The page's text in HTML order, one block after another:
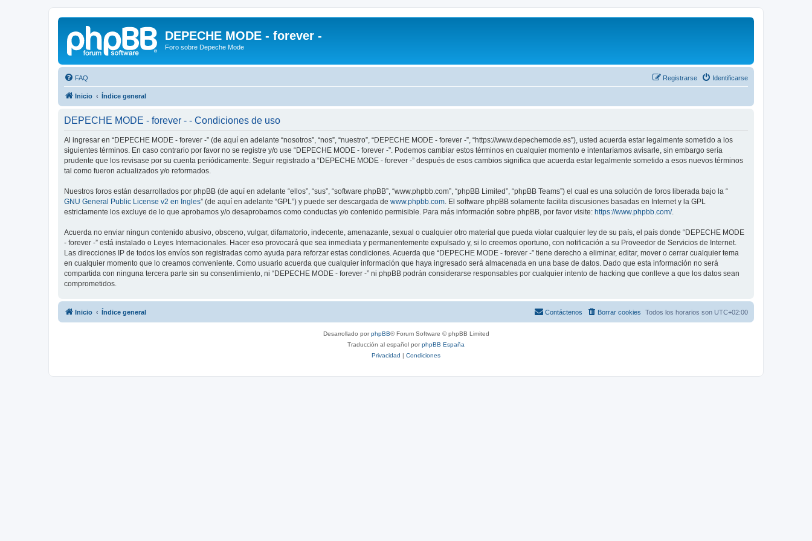
DEPECHE MODE - forever -
Foro sobre Depeche Mode
FAQ Identificarse
Registrarse
Inicio Índice general
DEPECHE MODE - forever - - Condiciones de uso
Al ingresar en “DEPECHE MODE - forever -” (de aquí en adelante “nosotros”, “nos”, “nuestro”, “DEPECHE MODE - forever -”, “https://www.depechemode.es”), usted acuerda estar legalmente sometido a los
siguientes términos. En caso contrario por favor no se registre y/o use “DEPECHE MODE - forever -”. Podemos cambiar estos términos en cualquier momento e intentaríamos avisarle, sin embargo sería
prudente que los revisase por su cuenta periódicamente. Seguir registrado a “DEPECHE MODE - forever -” después de esos cambios significa que acuerda estar legalmente sometido a esos nuevos términos
tal como fueron actualizados y/o reformados.
Nuestros foros están desarrollados por phpBB (de aquí en adelante “ellos”, “sus”, “software phpBB”, “www.phpbb.com”, “phpBB Limited”, “phpBB Teams”) el cual es una solución de foros liberada bajo la “
GNU General Public License v2 en Ingles” (de aquí en adelante “GPL”) y puede ser descargada de www.phpbb.com . El software phpBB solamente facilita discusiones basadas en Internet y la GPL
estrictamente los excluye de lo que aprobamos y/o desaprobamos como conductas y/o contenido permisible. Para más información sobre phpBB, por favor visite: https://www.phpbb.com/.
Acuerda no enviar ningun contenido abusivo, obsceno, vulgar, difamatorio, indecente, amenazante, sexual o cualquier otro material que pueda violar cualquier ley de su país, el país donde “DEPECHE MODE
- forever -” está instalado o Leyes Internacionales. Hacer eso provocará que sea inmediata y permanentemente expulsado y, si lo creemos oportuno, con notificación a su Proveedor de Servicios de Internet.
Las direcciones IP de todos los envíos son registradas como ayuda para reforzar estas condiciones. Acuerda que “DEPECHE MODE - forever -” tiene derecho a eliminar, editar, mover o cerrar cualquier tema
en cualquier momento que lo creamos conveniente. Como usuario acuerda que cualquier información que haya ingresado será almacenada en una base de datos. Dado que esta información no será
compartida con ninguna tercera parte sin su consentimiento, ni “DEPECHE MODE - forever -” ni phpBB podrán considerarse responsables por cualquier intento de hacking que conlleve a que los datos sean
comprometidos.
Inicio Índice general Todos los horarios son UTC+02:00
Borrar cookies
Contáctenos
Desarrollado porphpBB® Forum Software © phpBB Limited
Traducción al español porphpBB España
Privacidad | Condiciones